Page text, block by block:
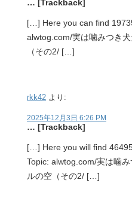
… [Trackback]
[…] Here you can find
alwtog.com/実は噛みつき
（その2/ […]
rkk42 より:
2025年12月3日 6:26 PM
… [Trackback]
[…] Here you will find
Topic: alwtog.com/実は噛
ルの空（その2/ […]